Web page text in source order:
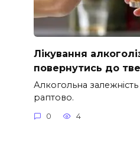
Лікування
повернутись до
Алкогольна
раптово.
0 4